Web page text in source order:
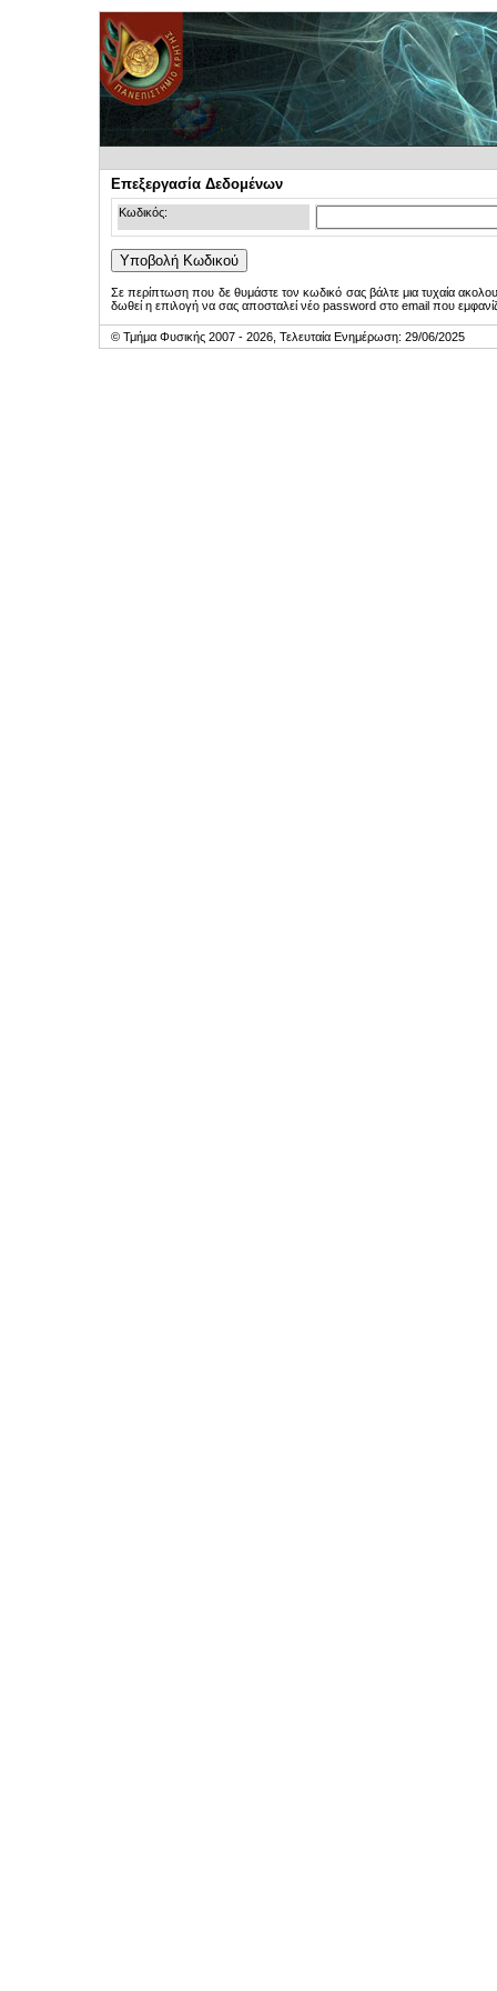
Επεξεργασία Δεδομένων
Κωδικός:
Σε περίπτωση που δε θυμάστε τον κωδικό σας βάλτε μια τυχαία
δωθεί η επιλογή να σας αποσταλεί νέο password στο email που
© Τμήμα Φυσικής 2007 - 2026, Τελευταία Ενημέρωση: 29/06/2025